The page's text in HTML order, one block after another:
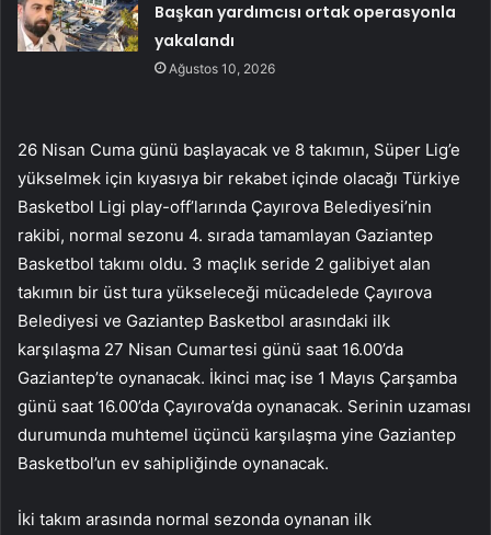
Başkan yardımcısı ortak operasyonla
yakalandı
Ağustos 10, 2026
26 Nisan Cuma günü başlayacak ve 8 takımın, Süper Lig’e
yükselmek için kıyasıya bir rekabet içinde olacağı Türkiye
Basketbol Ligi play-off’larında Çayırova Belediyesi’nin
rakibi, normal sezonu 4. sırada tamamlayan Gaziantep
Basketbol takımı oldu. 3 maçlık seride 2 galibiyet alan
takımın bir üst tura yükseleceği mücadelede Çayırova
Belediyesi ve Gaziantep Basketbol arasındaki ilk
karşılaşma 27 Nisan Cumartesi günü saat 16.00’da
Gaziantep’te oynanacak. İkinci maç ise 1 Mayıs Çarşamba
günü saat 16.00’da Çayırova’da oynanacak. Serinin uzaması
durumunda muhtemel üçüncü karşılaşma yine Gaziantep
Basketbol’un ev sahipliğinde oynanacak.
İki takım arasında normal sezonda oynanan ilk